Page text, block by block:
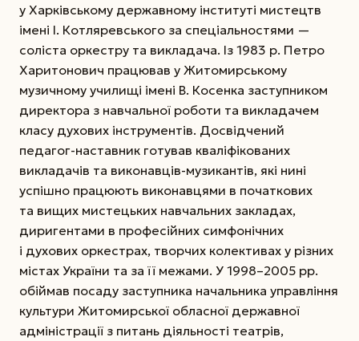
у Харківському державному інституті мистецтв
імені І. Котляревського за спеціальностями —
соліста оркестру та викладача. Із 1983 р. Петро
Харитонович працював у Житомирському
музичному училищі імені В. Косенка заступником
директора з навчальної роботи та викладачем
класу духових інструментів. Досвідчений
педагог-наставник готував кваліфікованих
викладачів та виконавців-музикантів, які нині
успішно працюють виконавцями в початкових
та вищих мистецьких навчальних закладах,
диригентами в професійних симфонічних
і духових оркестрах, творчих колективах у різних
містах України та за її межами. У 1998–2005 рр.
обіймав посаду заступника начальника управління
культури Житомирської обласної державної
адміністрації з питань діяльності театрів,